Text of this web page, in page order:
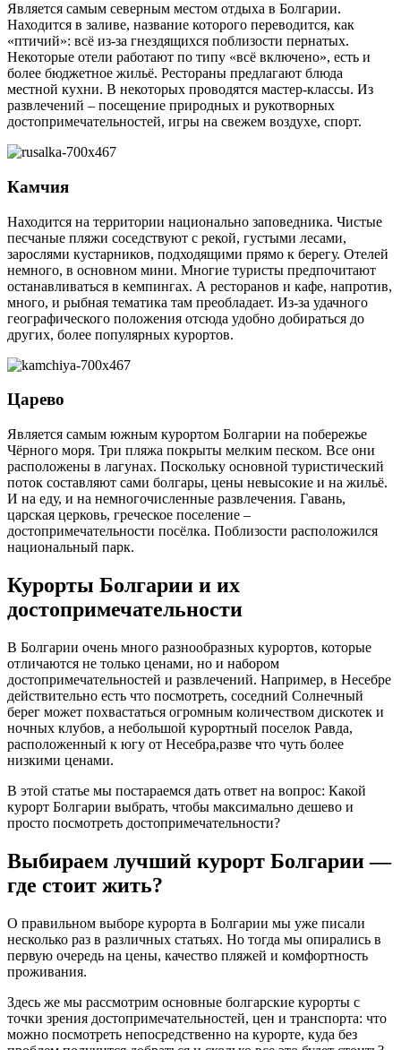
Является самым северным местом отдыха в Болгарии.
Находится в заливе, название которого переводится, как
«птичий»: всё из-за гнездящихся поблизости пернатых.
Некоторые отели работают по типу «всё включено», есть и
более бюджетное жильё. Рестораны предлагают блюда
местной кухни. В некоторых проводятся мастер-классы. Из
развлечений – посещение природных и рукотворных
достопримечательностей, игры на свежем воздухе, спорт.
Камчия
Находится на территории национально заповедника. Чистые
песчаные пляжи соседствуют с рекой, густыми лесами,
зарослями кустарников, подходящими прямо к берегу. Отелей
немного, в основном мини. Многие туристы предпочитают
останавливаться в кемпингах. А ресторанов и кафе, напротив,
много, и рыбная тематика там преобладает. Из-за удачного
географического положения отсюда удобно добираться до
других, более популярных курортов.
Царево
Является самым южным курортом Болгарии на побережье
Чёрного моря. Три пляжа покрыты мелким песком. Все они
расположены в лагунах. Поскольку основной туристический
поток составляют сами болгары, цены невысокие и на жильё.
И на еду, и на немногочисленные развлечения. Гавань,
царская церковь, греческое поселение –
достопримечательности посёлка. Поблизости расположился
национальный парк.
Курорты Болгарии и их
достопримечательности
В Болгарии очень много разнообразных курортов, которые
отличаются не только ценами, но и набором
достопримечательностей и развлечений. Например, в Несебре
действительно есть что посмотреть, соседний Солнечный
берег может похвастаться огромным количеством дискотек и
ночных клубов, а небольшой курортный поселок Равда,
расположенный к югу от Несебра,разве что чуть более
низкими ценами.
В этой статье мы постараемся дать ответ на вопрос: Какой
курорт Болгарии выбрать, чтобы максимально дешево и
просто посмотреть достопримечательности?
Выбираем лучший курорт Болгарии —
где стоит жить?
О правильном выборе курорта в Болгарии мы уже писали
несколько раз в различных статьях. Но тогда мы опирались в
первую очередь на цены, качество пляжей и комфортность
проживания.
Здесь же мы рассмотрим основные болгарские курорты с
точки зрения достопримечательностей, цен и транспорта: что
можно посмотреть непосредственно на курорте, куда без